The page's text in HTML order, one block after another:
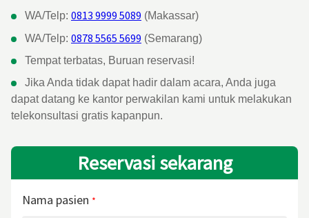
WA/Telp: 0813 9999 5089 (Makassar)
WA/Telp: 0878 5565 5699 (Semarang)
Tempat terbatas, Buruan reservasi!
Jika Anda tidak dapat hadir dalam acara, Anda juga
dapat datang ke kantor perwakilan kami untuk melakukan
telekonsultasi gratis kapanpun.
Reservasi sekarang
Nama pasien *